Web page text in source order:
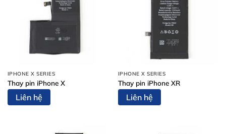
IPHONE X SERIES
Thay pin iPhone X
Liên hệ
IPHONE X SERIES
Thay pin iPhone XR
Liên hệ